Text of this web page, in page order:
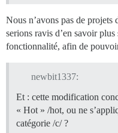
Nous n’avons pas de projets
serions ravis d’en savoir
fonctionnalité, afin de
newbit1337:
Et : cette modification
« Hot » /hot, ou ne
catégorie /c/ ?